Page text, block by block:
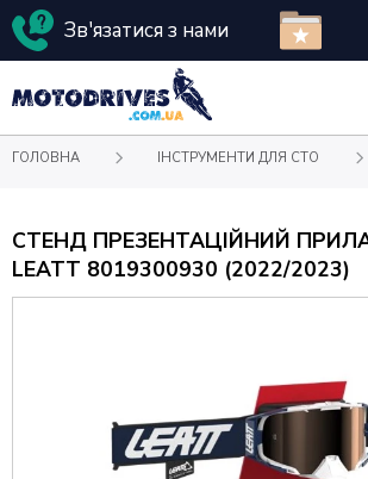
Зв'язатися з нами
ГОЛОВНА ІНСТРУМЕНТИ ДЛЯ СТО
СТЕНД ПРЕЗЕНТАЦІЙНИЙ
LEATT 8019300930 (2022/2023)